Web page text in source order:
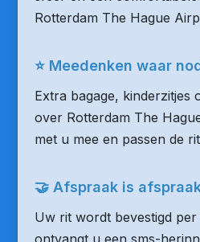
Rotterdam The Hague
⭐ Meedenken waar
Extra bagage, kinderzitjes
over Rotterdam The
met u mee en passen de
🤝 Afspraak is
Uw rit wordt bevestigd
ontvangt u een sms-